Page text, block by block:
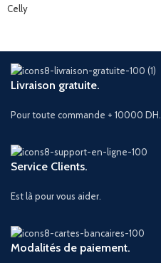
Celly
Livraison gratuite.
Pour toute commande + 10000 DH.
Service Clients.
Est là pour vous aider.
Modalités de paiement.